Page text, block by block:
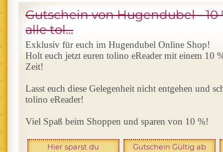
Gutschein von Hugendubel - 10
alle tol...
Exklusiv für euch im Hugendubel Online Shop!
Holt euch jetzt euren tolino eReader mit einem 10
Zeit!
Lasst euch diese Gelegenheit nicht entgehen und
tolino eReader!
Viel Spaß beim Shoppen und sparen von 10 %!
Hier sparst du Gutschein Gültig ab